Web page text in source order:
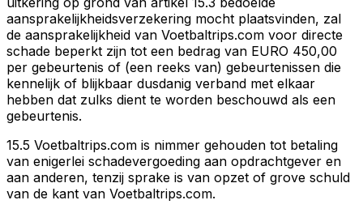
aansprakelijkheidsverzekering mocht plaatsvinden, zal
de aansprakelijkheid van Voetbaltrips.com voor directe
schade beperkt zijn tot een bedrag van EURO 450,00
per gebeurtenis of (een reeks van) gebeurtenissen die
kennelijk of blijkbaar dusdanig verband met elkaar
hebben dat zulks dient te worden beschouwd als een
gebeurtenis.
15.5 Voetbaltrips.com is nimmer gehouden tot betaling
van enigerlei schadevergoeding aan opdrachtgever en
aan anderen, tenzij sprake is van opzet of grove schuld
van de kant van Voetbaltrips.com.